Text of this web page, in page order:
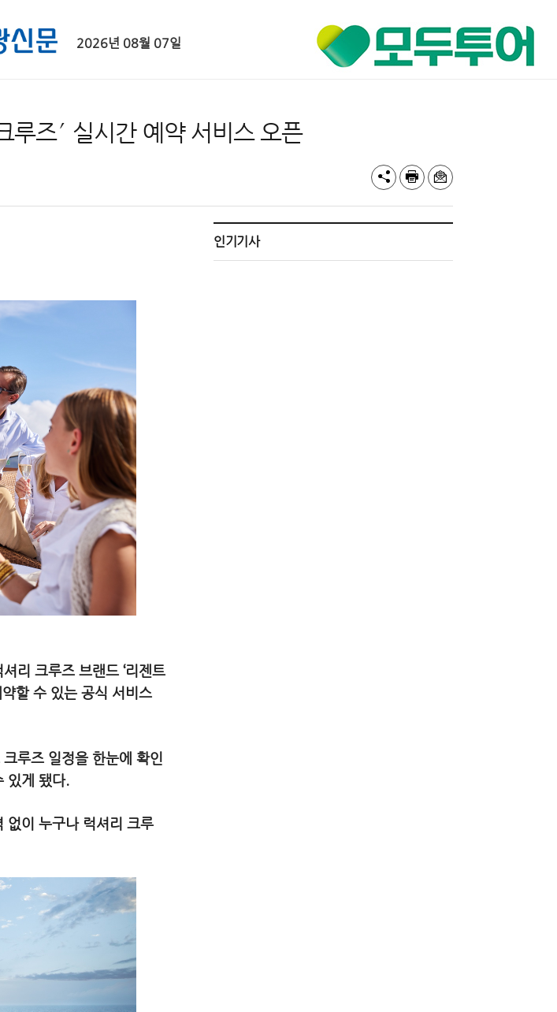
2026년 08월 07일
루즈′ 실시간 예약 서비스 오픈
리 크루즈 브랜드 ‘리젠트
할 수 있는 공식 서비스
루즈 일정을 한눈에 확인
있게 됐다.
없이 누구나 럭셔리 크루
인기기사